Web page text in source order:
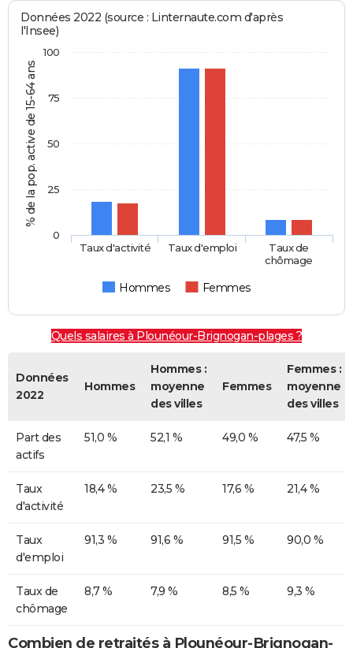
% de la pop. active de 15-64 ans
Données 2022 (source : Linternaute.com d'après
l'Insee)
Hommes Femmes
Taux d'activité Taux d'emploi
Taux de
chômage
0
25
50
75
100
Quels salaires à Plounéour-Brignogan-plages ?
Données
2022
Hommes
Hommes :
moyenne
des villes
Femmes
Femmes :
moyenne
des villes
Part des
actifs
51,0 % 52,1 % 49,0 % 47,5 %
Taux
d'activité
18,4 % 23,5 % 17,6 % 21,4 %
Taux
d'emploi
91,3 % 91,6 % 91,5 % 90,0 %
Taux de
chômage
8,7 % 7,9 % 8,5 % 9,3 %
Combien de retraités à Plounéour-Brignogan-